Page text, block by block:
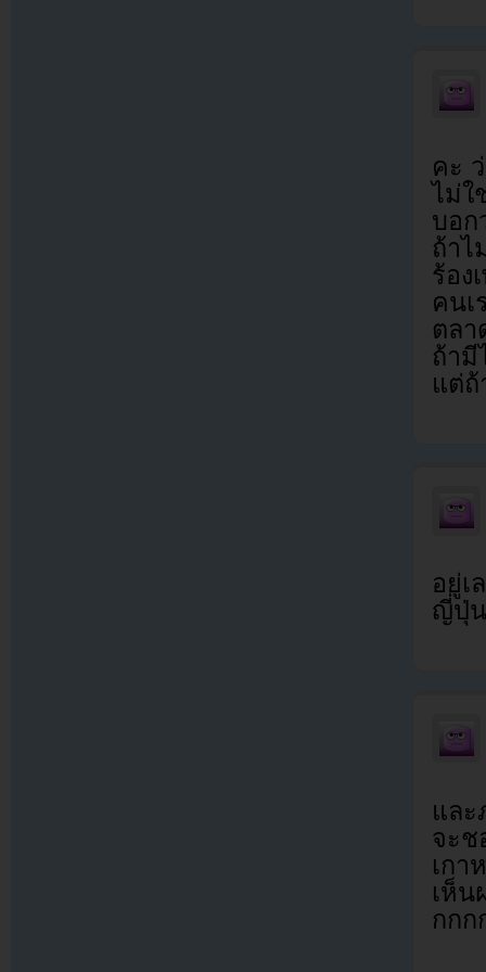
คะ
ไม่ใ
บอก
ถ้าไ
ร้อง
คนเ
ตลา
ถ้ามี
แต่ถ้
อยู่เ
ญี่ปุ่
และ
จะช
เกา
เห็น
กกก